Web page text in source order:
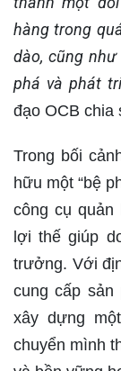
hàngtrong
dào, cũng như
phá và phát
đạo OCB chia
Trong bối
hữu một “bệ
công cụ quản
lợi thế giúp
trưởng. Với
cung cấp
xây dựng
chuyển mình